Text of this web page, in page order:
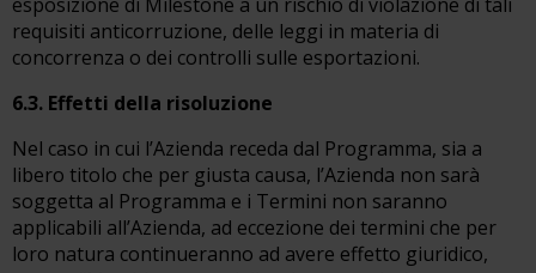
requisiti anticorruzione, delle leggi in materia di
concorrenza o dei controlli sulle esportazioni.
6.3. Effetti della risoluzione
Nel caso in cui l’Azienda receda dal Programma, sia a
libero titolo che per giusta causa, l’Azienda non sarà
soggetta al Programma e i Termini non saranno
applicabili all’Azienda, ad eccezione dei termini che per
loro natura continueranno ad avere effetto giuridico,